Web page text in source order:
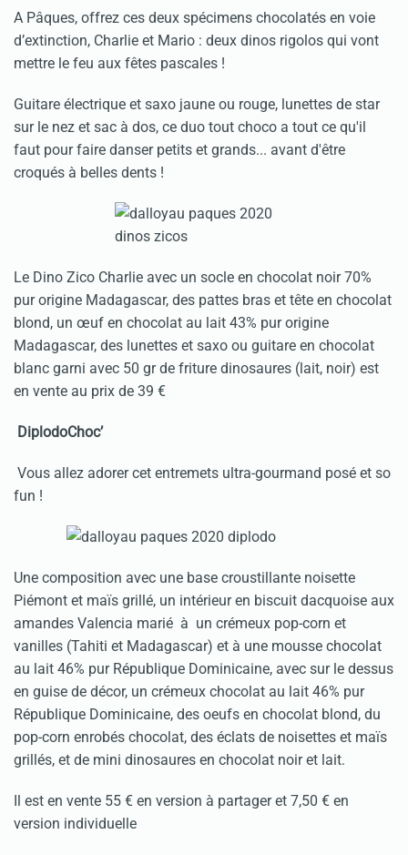
A Pâques, offrez ces deux spécimens chocolatés en voie
d’extinction, Charlie et Mario : deux dinos rigolos qui vont
mettre le feu aux fêtes pascales !
Guitare électrique et saxo jaune ou rouge, lunettes de star
sur le nez et sac à dos, ce duo tout choco a tout ce qu'il
faut pour faire danser petits et grands... avant d'être
croqués à belles dents !
Le Dino Zico Charlie avec un socle en chocolat noir 70%
pur origine Madagascar, des pattes bras et tête en chocolat
blond, un œuf en chocolat au lait 43% pur origine
Madagascar, des lunettes et saxo ou guitare en chocolat
blanc garni avec 50 gr de friture dinosaures (lait, noir) est
en vente au prix de 39 €
DiplodoChoc’
Vous allez adorer cet entremets ultra-gourmand posé et so
fun !
Une composition avec une base croustillante noisette
Piémont et maïs grillé, un intérieur en biscuit dacquoise aux
amandes Valencia marié à un crémeux pop-corn et
vanilles (Tahiti et Madagascar) et à une mousse chocolat
au lait 46% pur République Dominicaine, avec sur le dessus
en guise de décor, un crémeux chocolat au lait 46% pur
République Dominicaine, des oeufs en chocolat blond, du
pop-corn enrobés chocolat, des éclats de noisettes et maïs
grillés, et de mini dinosaures en chocolat noir et lait.
Il est en vente 55 € en version à partager et 7,50 € en
version individuelle